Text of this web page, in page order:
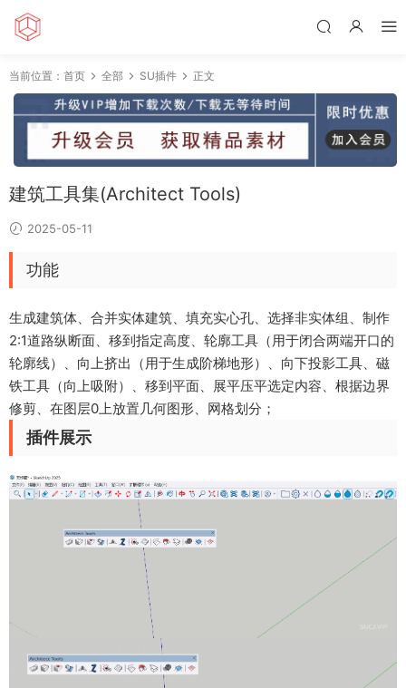
当前位置： 首页 全部 SU插件 正文
建筑工具集(Architect Tools)
2025-05-11
功能
生成建筑体、合并实体建筑、填充实心孔、选择非实体组、制作
2:1道路纵断面、移到指定高度、轮廓工具（用于闭合两端开口的
轮廓线）、向上挤出（用于生成阶梯地形）、向下投影工具、磁
铁工具（向上吸附）、移到平面、展平压平选定内容、根据边界
修剪、在图层0上放置几何图形、网格划分；
插件展示